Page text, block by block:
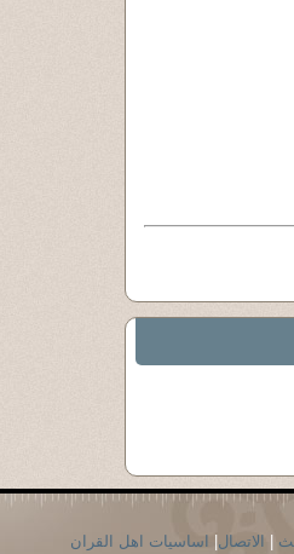
| الاتصال| اساسيات اهل القران